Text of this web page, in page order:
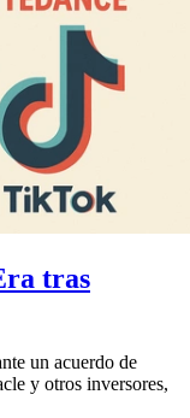
tras
un acuerdo de
y otros inversores,